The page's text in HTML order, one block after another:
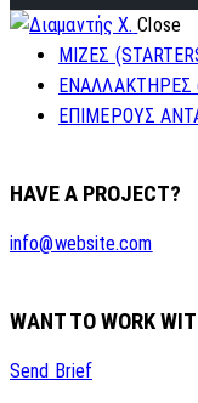
Close
ΜΙΖΕΣ
ΕΝΑΛΛΑΚΤΗΡΕΣ
ΕΠΙΜΕΡΟΥΣ
HAVE A PROJECT?
info@website.com
WANT TO WORK
Send Brief